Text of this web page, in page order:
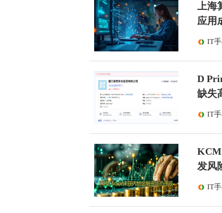
上海
应用
IT
D
缺失
IT
KCM
发风
IT